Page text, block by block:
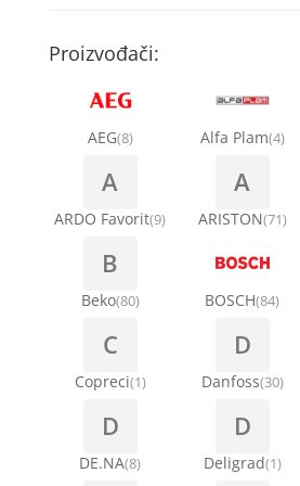
Ručice za vrata za veš mašinu
Šarke za veš mašine
Stakla i okviri vrata za veš
Termostati i hidrostati za veš
Točkići za sudo mašine
Kompresori za klima uređaje
Kondenz creva
Nosači za klimu
Ostali materijal za montažu
Proizvođači:
AEG(8) Alfa Plam(4)
A
ARDO Favorit(9)
A
ARISTON(71)
B
Beko(80) BOSCH(84)
C
Copreci(1)
D
Danfoss(30)
D
DE.NA(8)
D
Deligrad(1)